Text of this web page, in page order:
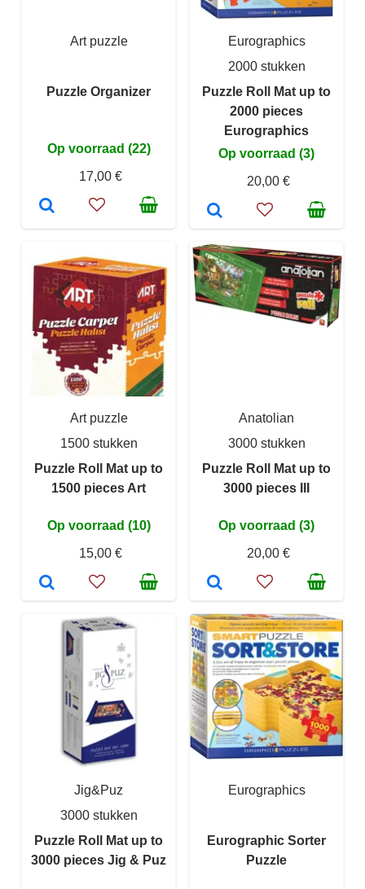
Art puzzle
Puzzle Organizer
Op voorraad (22)
17,00 €
Eurographics
2000 stukken
Puzzle Roll Mat up to
2000 pieces
Eurographics
Op voorraad (3)
20,00 €
Art puzzle
1500 stukken
Puzzle Roll Mat up to
1500 pieces Art
Op voorraad (10)
15,00 €
Anatolian
3000 stukken
Puzzle Roll Mat up to
3000 pieces III
Op voorraad (3)
20,00 €
Jig&Puz
3000 stukken
Puzzle Roll Mat up to
3000 pieces Jig & Puz
Eurographics
Eurographic Sorter
Puzzle